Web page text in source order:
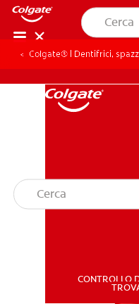
CONTROLLO
Colgate® | Dentifrici,